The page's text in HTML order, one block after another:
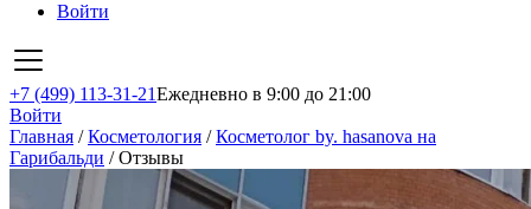
Войти
+7 (499) 113-31-21Ежедневно в 9:00 до 21:00
Войти
Главная /Косметология /Косметолог by. hasanova на
Гарибальди /Отзывы